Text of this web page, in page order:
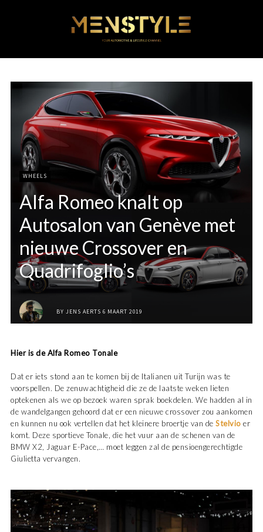
WHEELS
Alfa Romeo knalt op
Autosalon van Genève met
nieuwe Crossover en
Quadrifoglio’s
BY JENS AERTS 6 MAART 2019
Hier is de Alfa Romeo Tonale
Dat er iets stond aan te komen bij de Italianen uit Turijn was te
voorspellen. De zenuwachtigheid die ze de laatste weken lieten
optekenen als we op bezoek waren sprak boekdelen. We hadden al in
de wandelgangen gehoord dat er een nieuwe crossover zou aankomen
en kunnen nu ook vertellen dat het kleinere broertje van de Stelvio er
komt. Deze sportieve Tonale, die het vuur aan de schenen van de
BMW X2, Jaguar E-Pace,… moet leggen zal de pensioengerechtigde
Giulietta vervangen.